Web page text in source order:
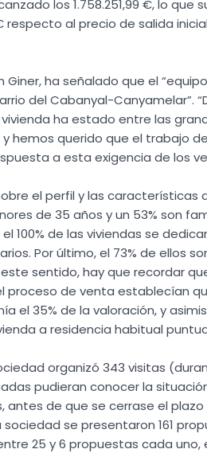
los 1.758.251,99 €, lo que
respecto al precio de salida
Giner, ha señalado que el
del Cabanyal-Canyamelar”.
ha estado entre las
hemos querido que el trabajo
a esta exigencia de los
el perfil y las características
de 35 años y un 53% son
100% de las viviendas se
Por último, el 73% de ellos
sentido, hay que recordar
proceso de venta establecían
el 35% de la valoración, y
a residencia habitual
organizó 343 visitas
pudieran conocer la
antes de que se cerrase el
se presentaron 161
25 y 6 propuestas cada uno,